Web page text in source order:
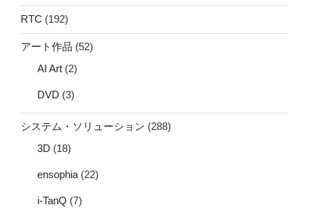
RTC (192)
アート作品 (52)
AI Art (2)
DVD (3)
システム・ソリューション (288)
3D (18)
ensophia (22)
i-TanQ (7)